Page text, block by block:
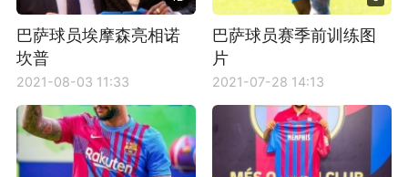
巴萨球员埃摩森亮相诺
坎普
2021-08-03 11:33
巴萨球员赛季前训练图
片
2021-07-28 14:13